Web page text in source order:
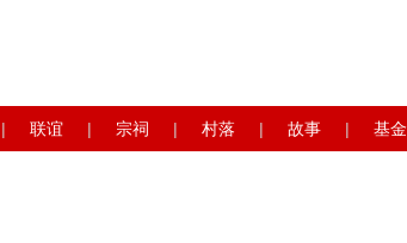
| 联谊 | 宗祠 | 村落 | 故事 | 基金